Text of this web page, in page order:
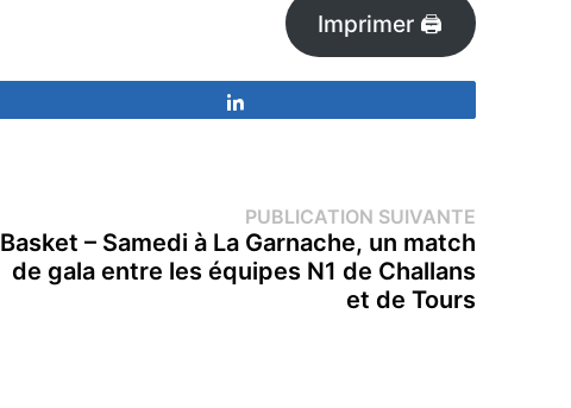
Imprimer 🖨
PUBLICATION SUIVANTEPublication
suivante :
Basket – Samedi à La Garnache, un match
de gala entre les équipes N1 de Challans
et de Tours